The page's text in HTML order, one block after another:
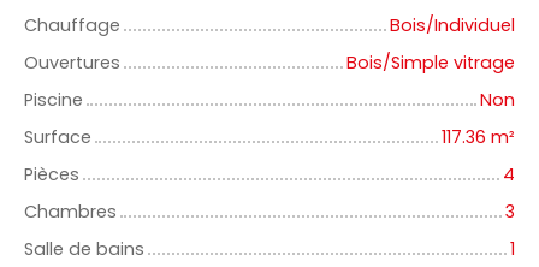
Chauffage
Bois/Individuel
Ouvertures
Bois/Simple vitrage
Piscine
Non
Surface
117.36 m²
Pièces
4
Chambres
3
Salle de bains
1